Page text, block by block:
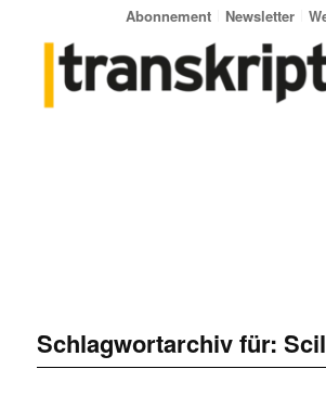
Abonnement Newsletter
Schlagwortarchiv für: